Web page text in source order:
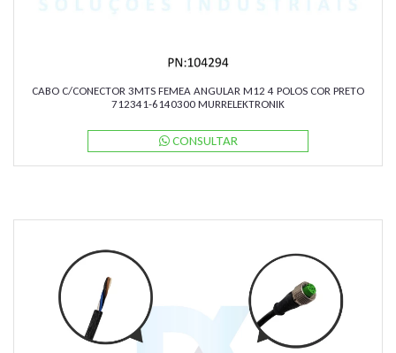
CABO C/CONECTOR 3MTS FEMEA ANGULAR M12 4 POLOS COR PRETO
712341-6140300 MURRELEKTRONIK
CONSULTAR